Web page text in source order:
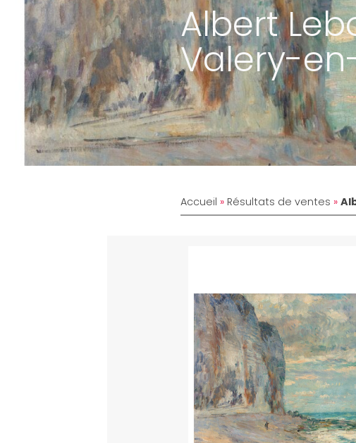
Albert
Valery-
Accueil » Résultats de ventes »